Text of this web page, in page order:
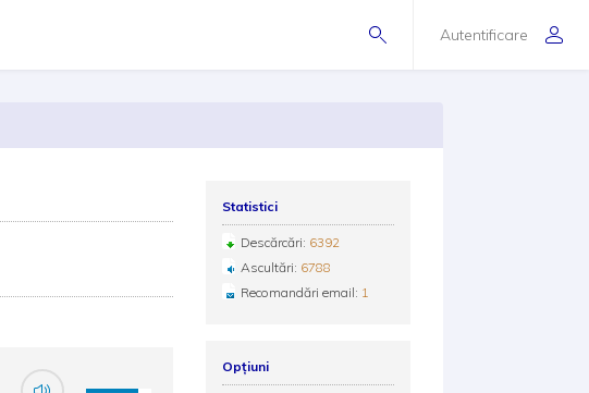
Autentificare
Statistici
Descărcări: 6392
Ascultări: 6788
Recomandări email: 1
Opțiuni